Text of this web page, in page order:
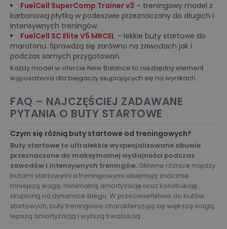
FuelCell SuperComp Trainer v3 – treningowy model z
karbonową płytką w podeszwie przeznaczony do długich i
intensywnych treningów.
FuelCell SC Elite V5 MRCEL – lekkie buty startowe do
maratonu. Sprawdzą się zarówno na zawodach jak i
podczas samych przygotowań.
Każdy model w ofercie New Balance to niezbędny element
wyposażenia dla biegaczy skupiających się na wynikach.
FAQ – NAJCZĘŚCIEJ ZADAWANE
PYTANIA O BUTY STARTOWE
Czym się różnią buty startowe od treningowych?
Buty startowe to ultralekkie wyspecjalizowane obuwie
przeznaczone do maksymalnej wydajności podczas
zawodów i intensywnych treningów. Główne różnice między
butami startowymi a treningowymi obejmują znacznie
mniejszą wagę, minimalną amortyzację oraz konstrukcję
skupioną na dynamice biegu. W przeciwieństwie do butów
startowych, buty treningowe charakteryzują się większą wagą,
lepszą amortyzacją i wyższą trwałością.